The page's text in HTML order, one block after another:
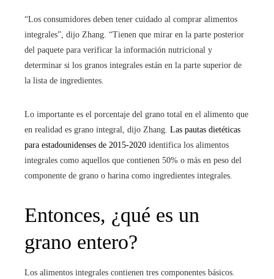
“Los consumidores deben tener cuidado al comprar alimentos
integrales”, dijo Zhang. “Tienen que mirar en la parte posterior
del paquete para verificar la información nutricional y
determinar si los granos integrales están en la parte superior de
la lista de ingredientes.
Lo importante es el porcentaje del grano total en el alimento que
en realidad es grano integral, dijo Zhang. Las pautas dietéticas
para estadounidenses de 2015-2020 identifica los alimentos
integrales como aquellos que contienen 50% o más en peso del
componente de grano o harina como ingredientes integrales.
Entonces, ¿qué es un
grano entero?
Los alimentos integrales contienen tres componentes básicos.